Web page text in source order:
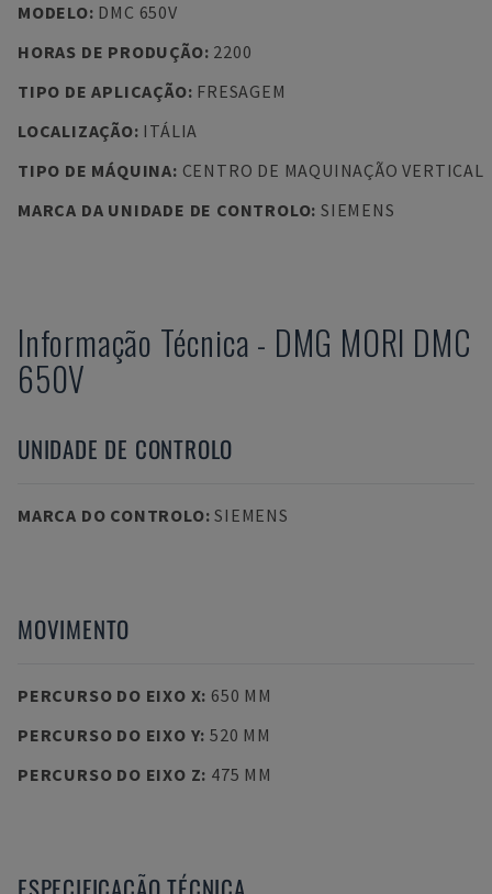
MODELO: DMC 650V
HORAS DE PRODUÇÃO: 2200
TIPO DE APLICAÇÃO: FRESAGEM
LOCALIZAÇÃO: ITÁLIA
TIPO DE MÁQUINA: CENTRO DE MAQUINAÇÃO VERTICAL
MARCA DA UNIDADE DE CONTROLO: SIEMENS
Informação Técnica - DMG MORI DMC
650V
UNIDADE DE CONTROLO
MARCA DO CONTROLO:SIEMENS
MOVIMENTO
PERCURSO DO EIXO X: 650 MM
PERCURSO DO EIXO Y: 520 MM
PERCURSO DO EIXO Z: 475 MM